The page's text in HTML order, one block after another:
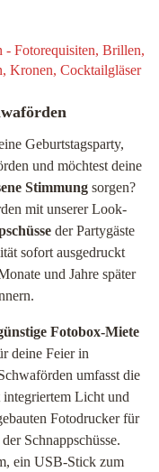
Geburtstagsparty,
und möchtest deine
Stimmung sorgen?
mit unserer Look-
der Partygäste
sofort ausgedruckt
und Jahre später
Fotobox-Miete
deine Feier in
umfasst die
Licht und
Fotodrucker für
Schnappschüsse.
ein USB-Stick zum